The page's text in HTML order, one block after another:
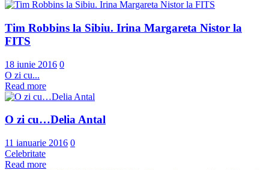
Tim Robbins la Sibiu. Irina Margareta Nistor la
FITS
18 iunie 2016 0
O zi cu...
Read more
O zi cu…Delia Antal
11 ianuarie 2016 0
Celebritate
Read more